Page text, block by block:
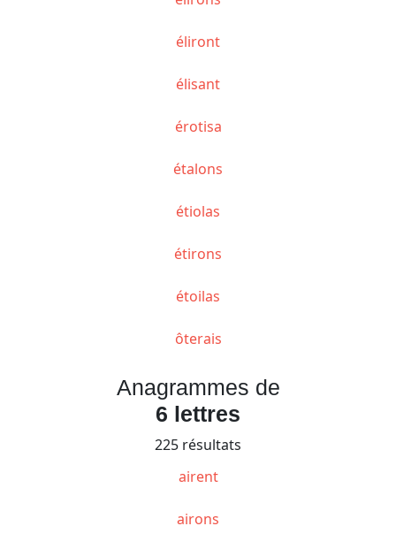
éliront
élisant
érotisa
étalons
étiolas
étirons
étoilas
ôterais
Anagrammes de
6 lettres
225 résultats
airent
airons